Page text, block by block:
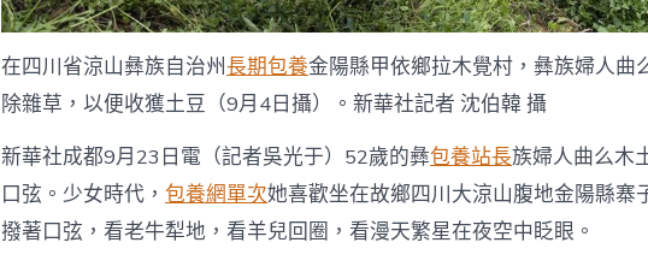
站
比
較
門
戶〉
中
在四川省涼山彝族自治州長期包養金陽縣甲依鄉拉木覺村，彝族婦人曲
除雜草，以便收獲土豆（9月4日攝）。新華社記者 沈伯韓 攝
新華社成都9月23日電（記者吳光于）52歲的彝包養站長族婦人曲么木
口弦。少女時代， 包養網單次她喜歡坐在故鄉四川大涼山腹地金陽縣寨
撥著口弦，看老牛犁地，看羊兒回圈，看漫天繁星在夜空中眨眼。